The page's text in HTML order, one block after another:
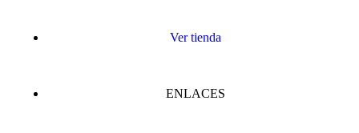
Ver tienda
ENLACES